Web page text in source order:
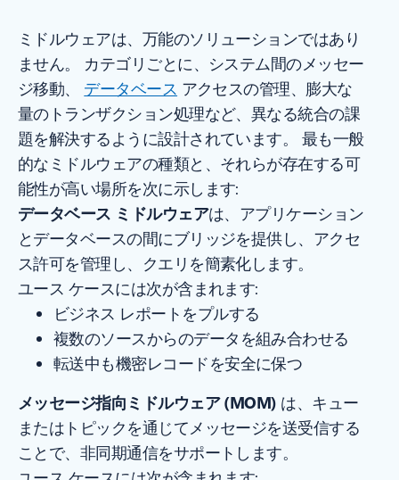
ミドルウェアは、万能のソリューションではあり
ません。 カテゴリごとに、システム間のメッセー
ジ移動、 データベース アクセスの管理、膨大な
量のトランザクション処理など、異なる統合の課
題を解決するように設計されています。 最も一般
的なミドルウェアの種類と、それらが存在する可
能性が高い場所を次に示します:
データベース ミドルウェアは、アプリケーション
とデータベースの間にブリッジを提供し、アクセ
ス許可を管理し、クエリを簡素化します。
ユース ケースには次が含まれます:
ビジネス レポートをプルする
複数のソースからのデータを組み合わせる
転送中も機密レコードを安全に保つ
メッセージ指向ミドルウェア (MOM) は、キュー
またはトピックを通じてメッセージを送受信する
ことで、非同期通信をサポートします。